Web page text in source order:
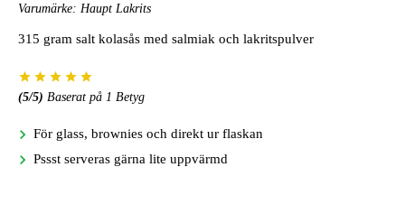
Varumärke: Haupt Lakrits
315 gram salt kolasås med salmiak och lakritspulver
(5/5) Baserat på 1 Betyg
För glass, brownies och direkt ur flaskan
Pssst serveras gärna lite uppvärmd